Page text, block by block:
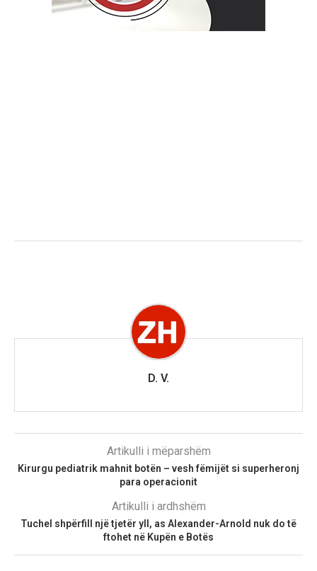
D. V.
Artikulli i mëparshëm
Kirurgu pediatrik mahnit botën – vesh fëmijët si superheronj
para operacionit
Artikulli i ardhshëm
Tuchel shpërfill një tjetër yll, as Alexander-Arnold nuk do të
ftohet në Kupën e Botës